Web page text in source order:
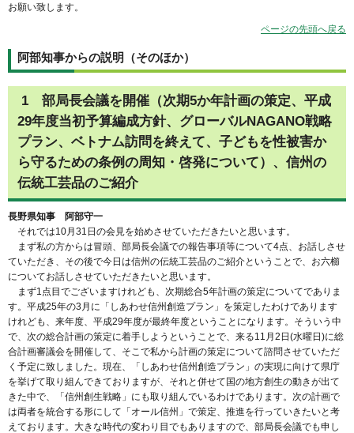
お願い致します。
ページの先頭へ戻る
阿部知事からの説明（そのほか）
1 部局長会議を開催（次期5か年計画の策定、平成
29年度当初予算編成方針、グローバルNAGANO戦略
プラン、ベトナム訪問を終えて、子どもを性被害か
ら守るための条例の周知・啓発について）、信州の
伝統工芸品のご紹介
長野県知事 阿部守一
それでは10月31日の会見を始めさせていただきたいと思います。
まず私の方からは冒頭、部局長会議での報告事項等について4点、お話しさせ
ていただき、その後で今日は信州の伝統工芸品のご紹介ということで、お六櫛
についてお話しさせていただきたいと思います。
まず1点目でございますけれども、次期総合5年計画の策定についてでありま
す。平成25年の3月に「しあわせ信州創造プラン」を策定したわけであります
けれども、来年度、平成29年度が最終年度ということになります。そういう中
で、次の総合計画の策定に着手しようということで、来る11月2日(水曜日)に総
合計画審議会を開催して、そこで私から計画の策定について諮問させていただ
く予定に致しました。現在、「しあわせ信州創造プラン」の実現に向けて県庁
を挙げて取り組んできておりますが、それと併せて国の地方創生の動きが出て
きた中で、「信州創生戦略」にも取り組んでいるわけであります。次の計画で
は両者を統合する形にして「オール信州」で策定、推進を行っていきたいと考
えております。大きな時代の変わり目でもありますので、部局長会議でも申し